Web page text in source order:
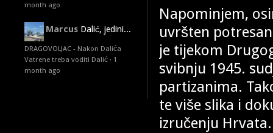
month ago
Marcus Dalić, jedini...
DRAGOVOLJAC - Nakon Dalića
Vatrene treba voditi Dalić · 1
month ago
Napominjem,
uvršten
je tijekom
svibnju 1945.
partizanima.
te više slika i
izručenju Hrvata.